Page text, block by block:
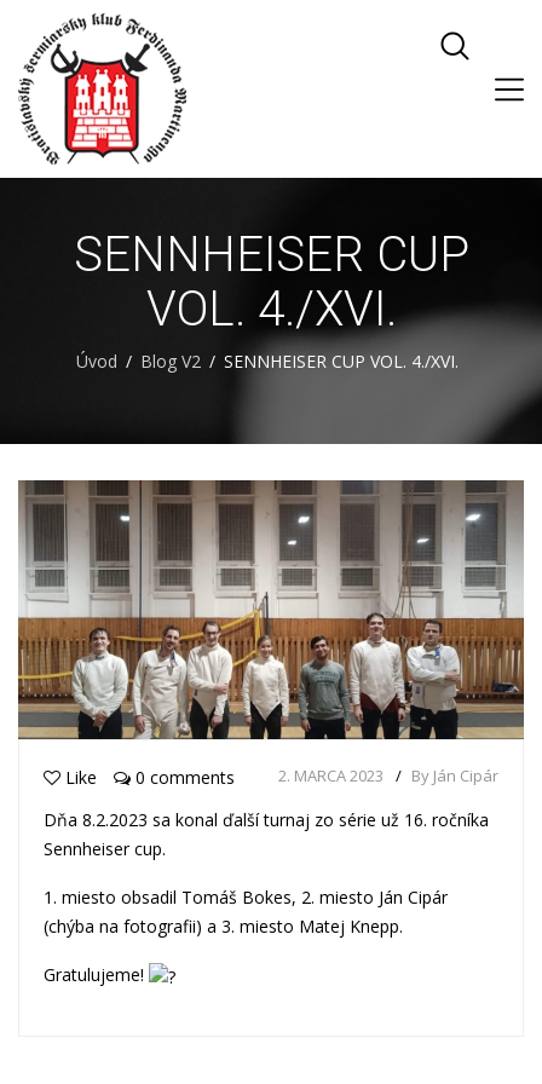
SENNHEISER CUP
VOL. 4./XVI.
Úvod Blog V2 SENNHEISER CUP VOL. 4./XVI.
2. MARCA 2023 By Ján Cipár
Like
0 comments
Dňa 8.2.2023 sa konal ďalší turnaj zo série už 16. ročníka
Sennheiser cup.
1. miesto obsadil Tomáš Bokes, 2. miesto Ján Cipár
(chýba na fotografii) a 3. miesto Matej Knepp.
Gratulujeme!